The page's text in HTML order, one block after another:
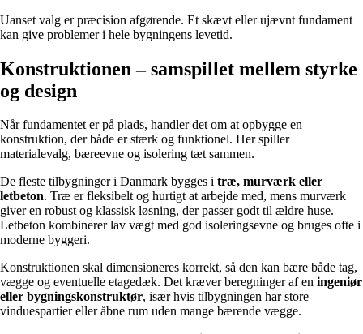
Uanset valg er præcision afgørende. Et skævt eller ujævnt fundament
kan give problemer i hele bygningens levetid.
Konstruktionen – samspillet mellem styrke
og design
Når fundamentet er på plads, handler det om at opbygge en
konstruktion, der både er stærk og funktionel. Her spiller
materialevalg, bæreevne og isolering tæt sammen.
De fleste tilbygninger i Danmark bygges i træ, murværk eller
letbeton. Træ er fleksibelt og hurtigt at arbejde med, mens murværk
giver en robust og klassisk løsning, der passer godt til ældre huse.
Letbeton kombinerer lav vægt med god isoleringsevne og bruges ofte i
moderne byggeri.
Konstruktionen skal dimensioneres korrekt, så den kan bære både tag,
vægge og eventuelle etagedæk. Det kræver beregninger af en ingeniør
eller bygningskonstruktør, især hvis tilbygningen har store
vinduespartier eller åbne rum uden mange bærende vægge.